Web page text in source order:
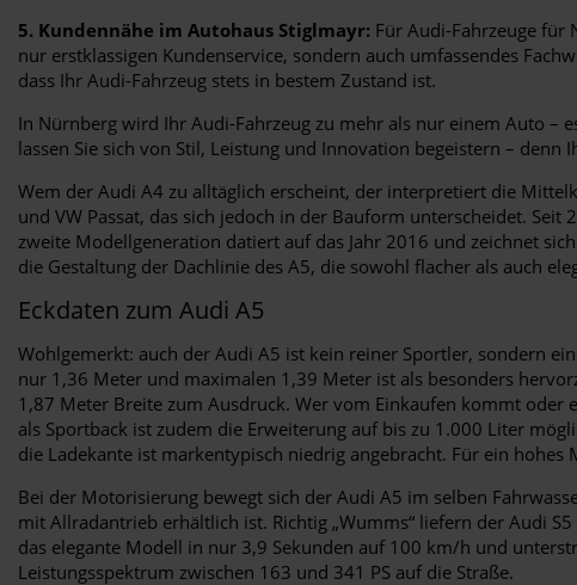
5. Kundennähe im Autohaus Stiglmayr: Für Audi-Fahrzeuge für
nur erstklassigen Kundenservice, sondern auch umfassendes
dass Ihr Audi-Fahrzeug stets in bestem Zustand ist.
In Nürnberg wird Ihr Audi-Fahrzeug zu mehr als nur einem Auto –
lassen Sie sich von Stil, Leistung und Innovation begeistern –
Wem der Audi A4 zu alltäglich erscheint, der interpretiert die
und VW Passat, das sich jedoch in der Bauform unterscheidet.
zweite Modellgeneration datiert auf das Jahr 2016 und zeichnet
die Gestaltung der Dachlinie des A5, die sowohl flacher als auch
Eckdaten zum Audi A5
Wohlgemerkt: auch der Audi A5 ist kein reiner Sportler, sondern
nur 1,36 Meter und maximalen 1,39 Meter ist als besonders
1,87 Meter Breite zum Ausdruck. Wer vom Einkaufen kommt
als Sportback ist zudem die Erweiterung auf bis zu 1.000 Liter
die Ladekante ist markentypisch niedrig angebracht. Für ein
Bei der Motorisierung bewegt sich der Audi A5 im selben
mit Allradantrieb erhältlich ist. Richtig „Wumms“ liefern der Audi
das elegante Modell in nur 3,9 Sekunden auf 100 km/h und
Leistungsspektrum zwischen 163 und 341 PS auf die Straße.